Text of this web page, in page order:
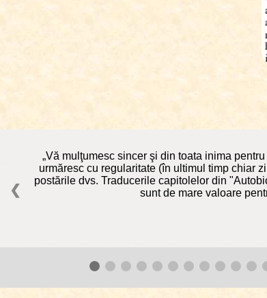
Vă mulţumesc sincer şi din toata inima
urmăresc cu regularitate (în ultimul timp chiar
postările dvs. Traducerile capitolelor din
sunt de mare valoare
❮